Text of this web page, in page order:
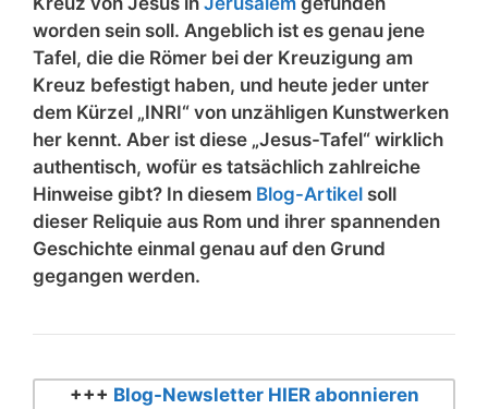
worden sein soll. Angeblich ist es genau jene
Tafel, die die Römer bei der Kreuzigung am
Kreuz befestigt haben, und heute jeder unter
dem Kürzel „INRI“ von unzähligen Kunstwerken
her kennt. Aber ist diese „Jesus-Tafel“ wirklich
authentisch, wofür es tatsächlich zahlreiche
Hinweise gibt? In diesem Blog-Artikel soll
dieser Reliquie aus Rom und ihrer spannenden
Geschichte einmal genau auf den Grund
gegangen werden.
+++ Blog-Newsletter HIER abonnieren